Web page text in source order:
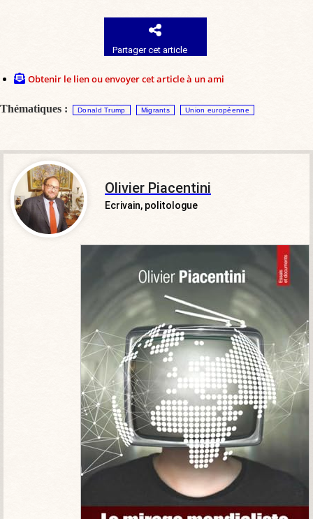
Partager cet article
Obtenir le lien ou envoyer cet article à un ami
Thématiques : Donald Trump Migrants Union européenne
Olivier Piacentini
Ecrivain, politologue